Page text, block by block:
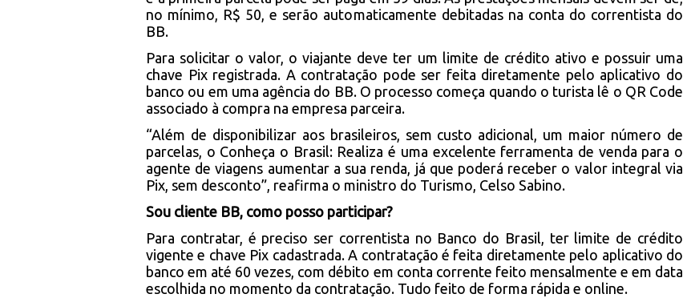
no mínimo, R$ 50, e serão automaticamente debitadas na conta do correntista do
BB.
Para solicitar o valor, o viajante deve ter um limite de crédito ativo e possuir uma
chave Pix registrada. A contratação pode ser feita diretamente pelo aplicativo do
banco ou em uma agência do BB. O processo começa quando o turista lê o QR Code
associado à compra na empresa parceira.
“Além de disponibilizar aos brasileiros, sem custo adicional, um maior número de
parcelas, o Conheça o Brasil: Realiza é uma excelente ferramenta de venda para o
agente de viagens aumentar a sua renda, já que poderá receber o valor integral via
Pix, sem desconto”, reafirma o ministro do Turismo, Celso Sabino.
Sou cliente BB, como posso participar?
Para contratar, é preciso ser correntista no Banco do Brasil, ter limite de crédito
vigente e chave Pix cadastrada. A contratação é feita diretamente pelo aplicativo do
banco em até 60 vezes, com débito em conta corrente feito mensalmente e em data
escolhida no momento da contratação. Tudo feito de forma rápida e online.